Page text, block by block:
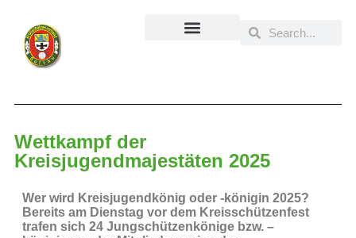
springen
Wettkampf der
Kreisjugendmajestäten 2025
Wer wird Kreisjugendkönig oder -königin 2025?
Bereits am Dienstag vor dem Kreisschützenfest
trafen sich 24 Jungschützenkönige bzw. –